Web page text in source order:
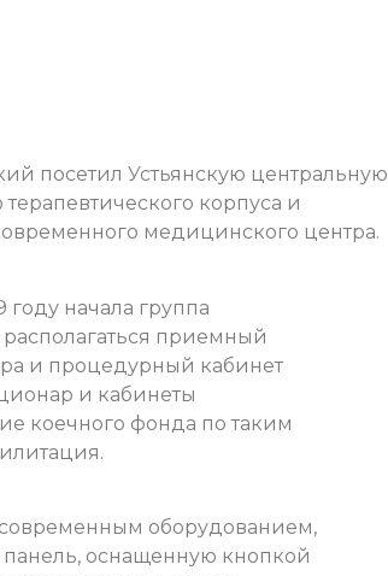
посетил Устьянскую центральную
корпуса и
медицинского центра.
году начала группа
приемный
и процедурный кабинет
и кабинеты
коечного фонда по таким
современным оборудованием,
оснащенную кнопкой